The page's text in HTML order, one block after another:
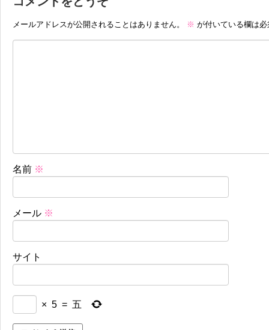
メールアドレスが公開されることはありません。 ※ が付いている欄は
名前 ※
メール ※
サイト
× 5 = 五